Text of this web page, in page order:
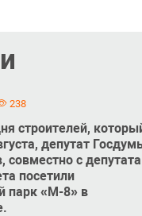
238
строителей,
депутат
совместно с
посетили
парк «М-8» в